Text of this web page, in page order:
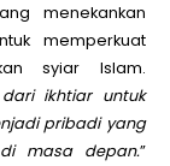
menekankan
memperkuat
syiar Islam.
ikhtiar untuk
pribadi yang
masa depan.”